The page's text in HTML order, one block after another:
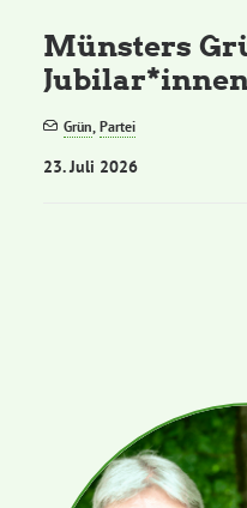
Münsters
Grün,Partei
23. Juli 2026